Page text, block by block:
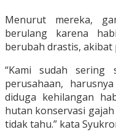
Menurut mereka,
berulang karena
berubah drastis,
“Kami sudah sering
perusahaan,
diduga kehilangan
hutan konservasi
tidak tahu.” kata